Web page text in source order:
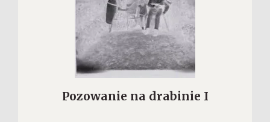
Pozowanie na drabinie I